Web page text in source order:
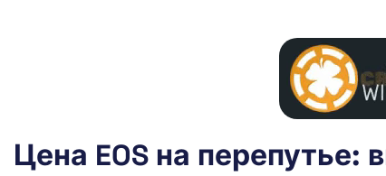
Цена EOS на перепутье: